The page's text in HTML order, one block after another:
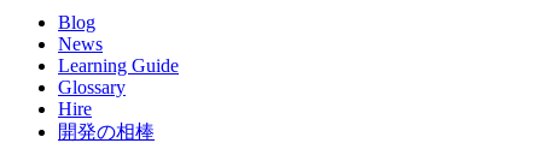
Blog
News
Learning Guide
Glossary
Hire
開発の相棒